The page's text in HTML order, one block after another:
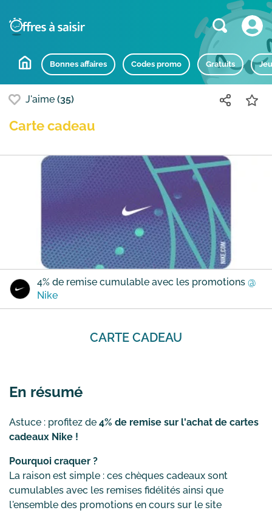
Bonnes affaires Codes promo Gratuits
J'aime (35)
Carte cadeau
Bons plans populaires
4% de remise cumulable avec les promotions @
Nike
CARTE CADEAU
En résumé
Astuce : profitez de 4% de remise sur l'achat de cartes
cadeaux Nike !
Pourquoi craquer ?
La raison est simple : ces chèques cadeaux sont
cumulables avec les remises fidélités ainsi que
l'ensemble des promotions en cours sur le site